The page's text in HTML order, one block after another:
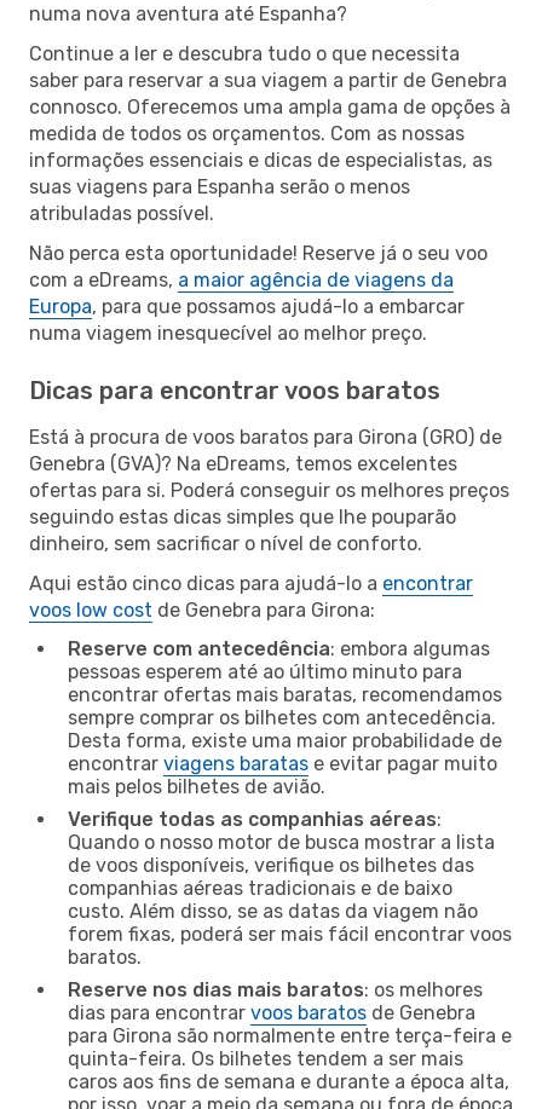
numa nova aventura até Espanha?
Continue a ler e descubra tudo o que necessita
saber para reservar a sua viagem a partir de Genebra
connosco. Oferecemos uma ampla gama de opções à
medida de todos os orçamentos. Com as nossas
informações essenciais e dicas de especialistas, as
suas viagens para Espanha serão o menos
atribuladas possível.
Não perca esta oportunidade! Reserve já o seu voo
com a eDreams, a maior agência de viagens da
Europa, para que possamos ajudá-lo a embarcar
numa viagem inesquecível ao melhor preço.
Dicas para encontrar voos baratos
Está à procura de voos baratos para Girona (GRO) de
Genebra (GVA)? Na eDreams, temos excelentes
ofertas para si. Poderá conseguir os melhores preços
seguindo estas dicas simples que lhe pouparão
dinheiro, sem sacrificar o nível de conforto.
Aqui estão cinco dicas para ajudá-lo a encontrar
voos low cost de Genebra para Girona:
Reserve com antecedência: embora algumas
pessoas esperem até ao último minuto para
encontrar ofertas mais baratas, recomendamos
sempre comprar os bilhetes com antecedência.
Desta forma, existe uma maior probabilidade de
encontrar viagens baratas e evitar pagar muito
mais pelos bilhetes de avião.
Verifique todas as companhias aéreas:
Quando o nosso motor de busca mostrar a lista
de voos disponíveis, verifique os bilhetes das
companhias aéreas tradicionais e de baixo
custo. Além disso, se as datas da viagem não
forem fixas, poderá ser mais fácil encontrar voos
baratos.
Reserve nos dias mais baratos: os melhores
dias para encontrar voos baratos de Genebra
para Girona são normalmente entre terça-feira e
quinta-feira. Os bilhetes tendem a ser mais
caros aos fins de semana e durante a época alta,